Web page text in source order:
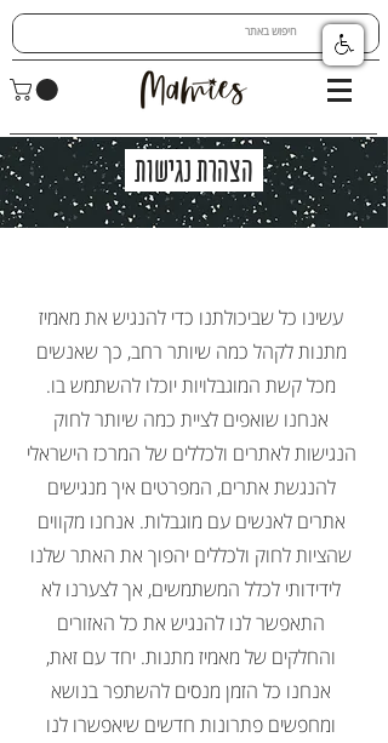
עשינו כל שביכולתנו כדי להנגיש את מאמיז
מתנות לקהל כמה שיותר רחב, כך שאנשים
מכל קשת המוגבלויות יוכלו להשתמש בו.
אנחנו שואפים לציית כמה שיותר לחוק
הנגישות לאתרים ולכללים של המרכז הישראלי
להנגשת אתרים, המפרטים איך מנגישים
אתרים לאנשים עם מוגבלות. אנחנו מקווים
שהציות לחוק ולכללים יהפוך את האתר שלנו
לידידותי לכלל המשתמשים, אך לצערנו לא
התאפשר לנו להנגיש את כל האזורים
והחלקים של מאמיז מתנות. יחד עם זאת,
אנחנו כל הזמן מנסים להשתפר בנושא
ומחפשים פתרונות חדשים שיאפשרו לנו